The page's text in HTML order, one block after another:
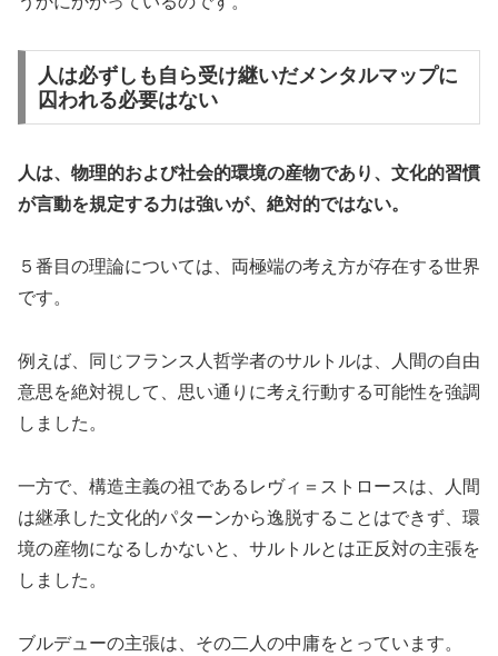
人は必ずしも自ら受け継いだメンタルマップに
囚われる必要はない
人は、物理的および社会的環境の産物であり、文化的習慣
が言動を規定する力は強いが、絶対的ではない。
５番目の理論については、両極端の考え方が存在する世界
です。
例えば、同じフランス人哲学者のサルトルは、人間の自由
意思を絶対視して、思い通りに考え行動する可能性を強調
しました。
一方で、構造主義の祖であるレヴィ＝ストロースは、人間
は継承した文化的パターンから逸脱することはできず、環
境の産物になるしかないと、サルトルとは正反対の主張を
しました。
ブルデューの主張は、その二人の中庸をとっています。